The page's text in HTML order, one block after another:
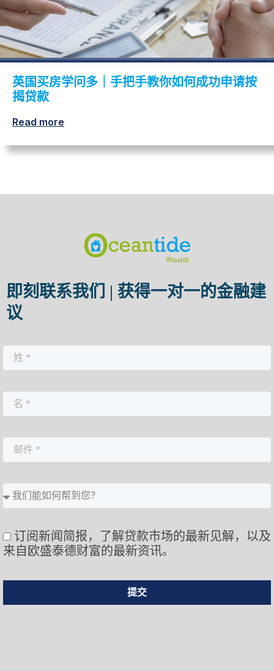
英国买房学问多｜手把手教你如何成功申请按
揭贷款
Read more
即刻联系我们 | 获得一对一的金融建
议
订阅新闻简报，了解贷款市场的最新见解，以及
来自欧盛泰德财富的最新资讯。
提交